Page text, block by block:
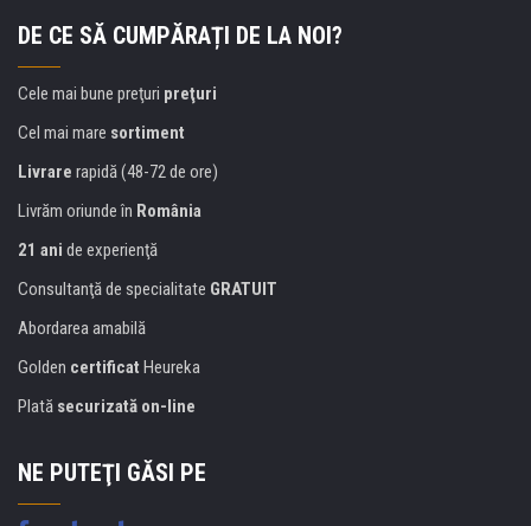
DE CE SĂ CUMPĂRAȚI DE LA NOI?
Cele mai bune preţuri preţuri
Cel mai mare sortiment
Livrare rapidă (48-72 de ore)
Livrăm oriunde în România
21 ani de experienţă
Consultanţă de specialitate GRATUIT
Abordarea amabilă
Golden certificat Heureka
Plată securizată on-line
NE PUTEŢI GĂSI PE